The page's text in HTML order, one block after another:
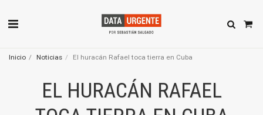
Inicio Noticias El huracán Rafael toca tierra en Cuba
EL HURACÁN RAFAEL